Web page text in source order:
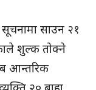
सूचनामा साउन २१
शुल्क तोक्ने
आन्तरिक